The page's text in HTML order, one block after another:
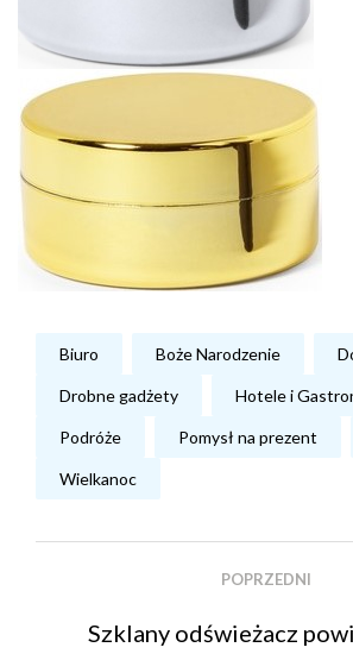
Biuro Boże Narodzenie
Drobne gadżety Hotele i
Podróże Pomysł na prezent
Wielkanoc
POPRZEDNI
Szklany odświeżacz